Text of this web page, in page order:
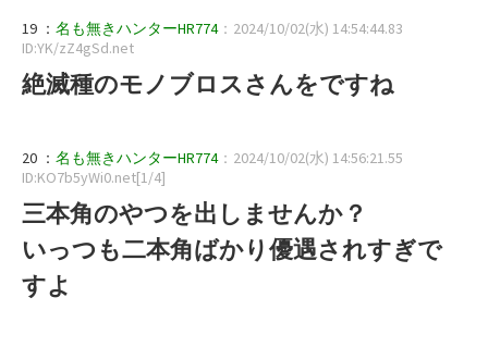
19 ： 名も無きハンターHR774：2024/10/02(水) 14:54:44.83
ID:YK/zZ4gSd.net
絶滅種のモノブロスさんをですね
20 ： 名も無きハンターHR774：2024/10/02(水) 14:56:21.55
ID:KO7b5yWi0.net[1/4]
三本角のやつを出しませんか？
いっつも二本角ばかり優遇されすぎで
すよ